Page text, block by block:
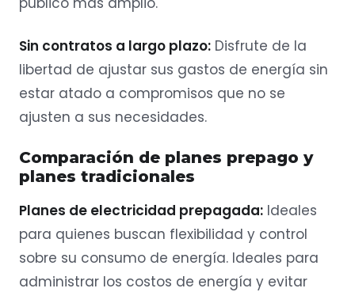
Sin contratos a largo plazo: Disfrute de la
libertad de ajustar sus gastos de energía sin
estar atado a compromisos que no se
ajusten a sus necesidades.
Comparación de planes prepago y
planes tradicionales
Planes de electricidad prepagada: Ideales
para quienes buscan flexibilidad y control
sobre su consumo de energía. Ideales para
administrar los costos de energía y evitar